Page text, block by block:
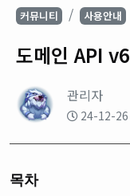
커뮤니티 사용안내
도메인 API v6
관리자
24-12-26
목차